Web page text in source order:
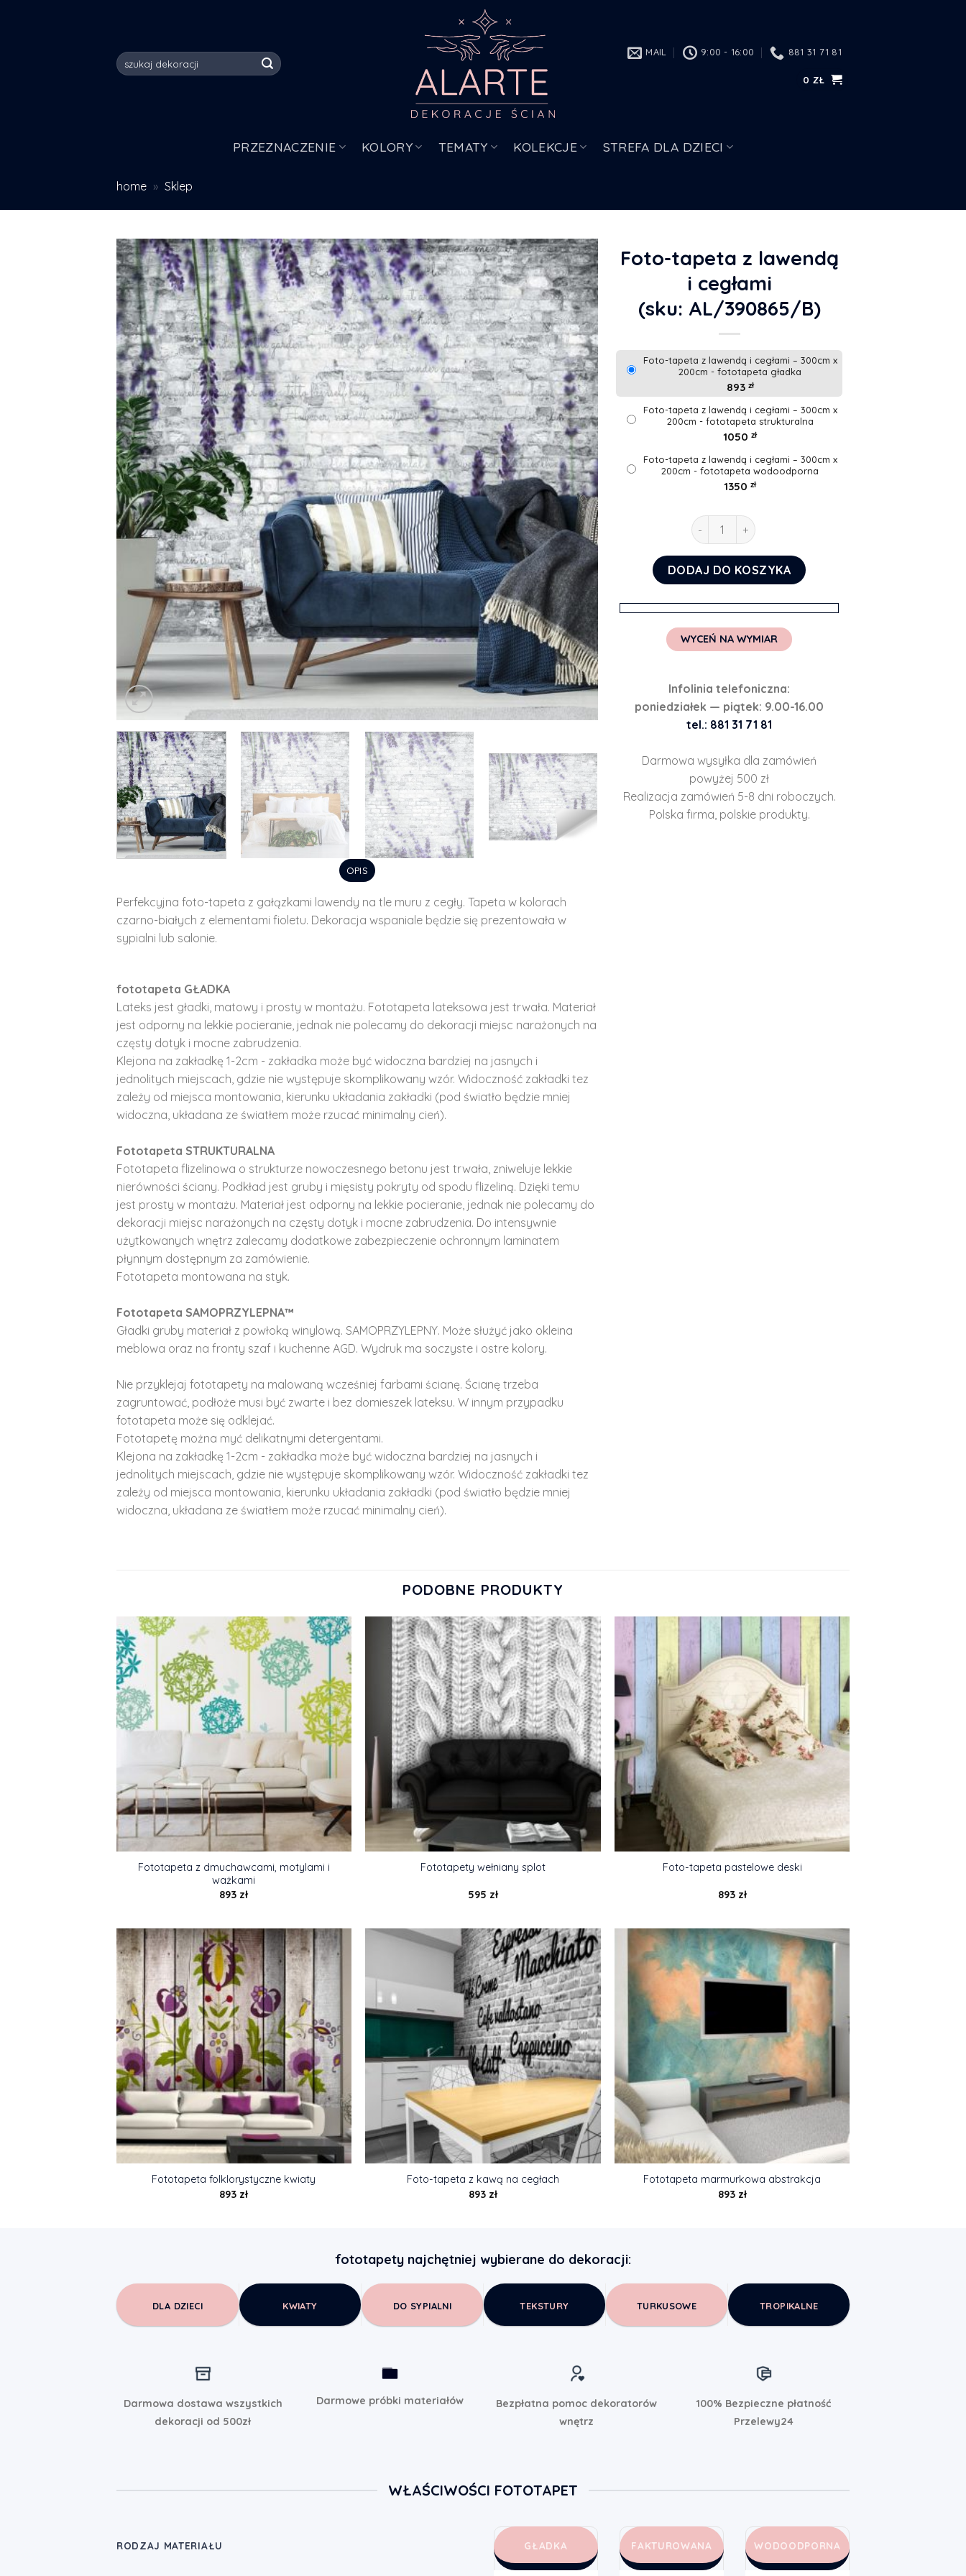
Szukaj:
MAIL 9:00 - 16:00 881 31 71 81
0 ZŁ
PRZEZNACZENIE KOLORY TEMATY KOLEKCJE STREFA DLA DZIECI
home » Sklep
OPIS
Perfekcyjna foto-tapeta z gałązkami lawendy na tle muru z cegły. Tapeta w kolorach
czarno-białych z elementami fioletu. Dekoracja wspaniale będzie się prezentowała w
sypialni lub salonie.
fototapeta GŁADKA
Lateks jest gładki, matowy i prosty w montażu. Fototapeta lateksowa jest trwała. Materiał
jest odporny na lekkie pocieranie, jednak nie polecamy do dekoracji miejsc narażonych na
częsty dotyk i mocne zabrudzenia.
Klejona na zakładkę 1-2cm - zakładka może być widoczna bardziej na jasnych i
jednolitych miejscach, gdzie nie występuje skomplikowany wzór. Widoczność zakładki tez
zależy od miejsca montowania, kierunku układania zakładki (pod światło będzie mniej
widoczna, układana ze światłem może rzucać minimalny cień).
Fototapeta STRUKTURALNA
Fototapeta flizelinowa o strukturze nowoczesnego betonu jest trwała, zniweluje lekkie
nierówności ściany. Podkład jest gruby i mięsisty pokryty od spodu flizeliną. Dzięki temu
jest prosty w montażu. Materiał jest odporny na lekkie pocieranie, jednak nie polecamy do
dekoracji miejsc narażonych na częsty dotyk i mocne zabrudzenia. Do intensywnie
użytkowanych wnętrz zalecamy dodatkowe zabezpieczenie ochronnym laminatem
płynnym dostępnym za zamówienie.
Fototapeta montowana na styk.
Fototapeta SAMOPRZYLEPNA™
Gładki gruby materiał z powłoką winylową. SAMOPRZYLEPNY. Może służyć jako okleina
meblowa oraz na fronty szaf i kuchenne AGD. Wydruk ma soczyste i ostre kolory.
Nie przyklejaj fototapety na malowaną wcześniej farbami ścianę. Ścianę trzeba
zagruntować, podłoże musi być zwarte i bez domieszek lateksu. W innym przypadku
fototapeta może się odklejać.
Fototapetę można myć delikatnymi detergentami.
Klejona na zakładkę 1-2cm - zakładka może być widoczna bardziej na jasnych i
jednolitych miejscach, gdzie nie występuje skomplikowany wzór. Widoczność zakładki tez
zależy od miejsca montowania, kierunku układania zakładki (pod światło będzie mniej
widoczna, układana ze światłem może rzucać minimalny cień).
Foto-tapeta z lawendą
i cegłami
(sku: AL/390865/B)
Foto-tapeta z lawendą i cegłami – 300cm x
200cm - fototapeta gładka
893 zł
Foto-tapeta z lawendą i cegłami – 300cm x
200cm - fototapeta strukturalna
1050 zł
Foto-tapeta z lawendą i cegłami – 300cm x
200cm - fototapeta wodoodporna
1350 zł
ilość Foto-tapeta z lawendą i cegłami
DODAJ DO KOSZYKA
WYCEŃ NA WYMIAR
Infolinia telefoniczna:
poniedziałek — piątek: 9.00-16.00
tel.: 881 31 71 81
Darmowa wysyłka dla zamówień
powyżej 500 zł
Realizacja zamówień 5-8 dni roboczych.
Polska firma, polskie produkty.
PODOBNE PRODUKTY
Fototapeta z dmuchawcami, motylami i
ważkami
893 zł
Fototapety wełniany splot
595 zł
Foto-tapeta pastelowe deski
893 zł
Fototapeta folklorystyczne kwiaty
893 zł
Foto-tapeta z kawą na cegłach
893 zł
Fototapeta marmurkowa abstrakcja
893 zł
fototapety najchętniej wybierane do dekoracji:
DLA DZIECI KWIATY DO SYPIALNI TEKSTURY TURKUSOWE TROPIKALNE
Darmowa dostawa wszystkich
dekoracji od 500zł
Darmowe próbki materiałów
Bezpłatna pomoc dekoratorów
wnętrz
100% Bezpieczne płatność
Przelewy24
WŁAŚCIWOŚCI FOTOTAPET
RODZAJ MATERIAŁU GŁADKA FAKTUROWANA WODOODPORNA